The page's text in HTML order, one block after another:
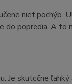
niet pochýb.
popredia. A to
Je skutočne